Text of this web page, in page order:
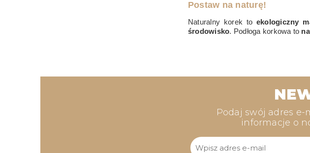
Postaw na naturę!
Naturalny korek to ekologiczny
środowisko. Podłoga korkowa to
Podaj swój adres
informacje o